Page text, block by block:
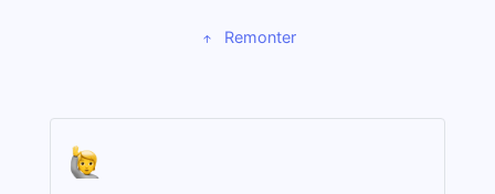
Remonter